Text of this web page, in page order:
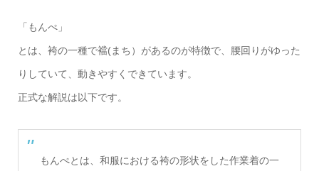
「もんぺ」
とは、袴の一種で襠(まち）があるのが特徴で、腰回りがゆった
りしていて、動きやすくできています。
正式な解説は以下です。
もんぺとは、和服における袴の形状をした作業着の一